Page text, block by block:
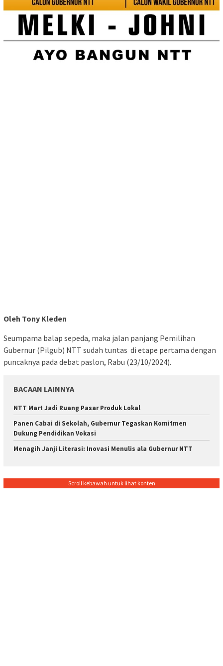
Oleh Tony Kleden
Seumpama balap sepeda, maka jalan panjang Pemilihan
Gubernur (Pilgub) NTT sudah tuntas di etape pertama dengan
puncaknya pada debat paslon, Rabu (23/10/2024).
BACAAN LAINNYA
NTT Mart Jadi Ruang Pasar Produk Lokal
Panen Cabai di Sekolah, Gubernur Tegaskan Komitmen
Dukung Pendidikan Vokasi
Menagih Janji Literasi: Inovasi Menulis ala Gubernur NTT
Scroll kebawah untuk lihat konten